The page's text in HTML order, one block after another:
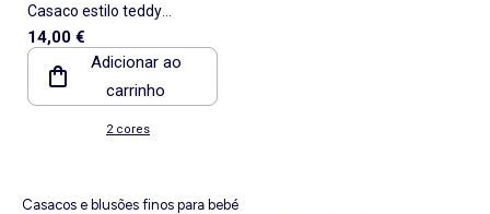
Casaco estilo teddy
\'Disney\'
14,00 €
Adicionar ao
carrinho
2 cores
Casacos e blusões finos para bebé